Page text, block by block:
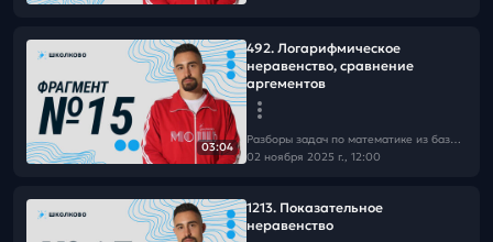
03:04
492. Логарифмическое
неравенство, сравнение
аргементов
Разборы задач по математике из базы Школково
02 ноября 2025 г., 12:00
1213. Показательное
неравенство